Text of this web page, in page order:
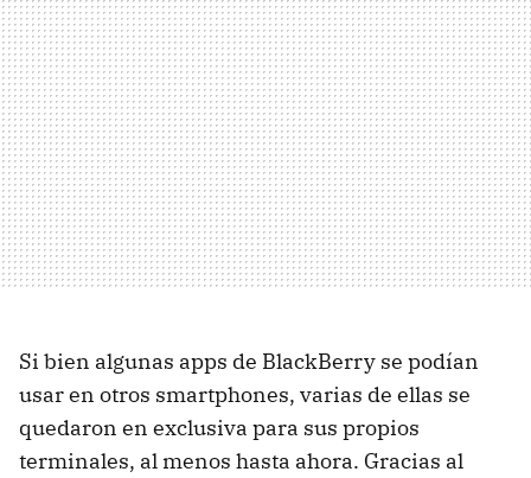
Si bien algunas apps de BlackBerry se podían
usar en otros smartphones, varias de ellas se
quedaron en exclusiva para sus propios
terminales, al menos hasta ahora. Gracias al